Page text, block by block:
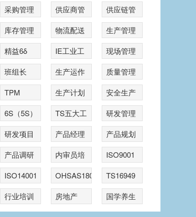
采购管理
供应商管
理
供应链管
理
库存管理 物流配送
生产管理
精益6δ
IE工业工
程
现场管理
班组长
生产运作
质量管理
TPM
生产计划
安全生产
6S（5S）
TS五大工
具
研发管理
研发项目
管理
产品经理
产品规划
产品调研
内审员培
训
ISO9001
ISO14001
OHSAS18001
TS16949
行业培训
房地产 国学养生